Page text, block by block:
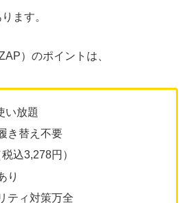
ます。
）のポイントは、
い放題
き替え不要
込3,278円）
り
ティ対策万全